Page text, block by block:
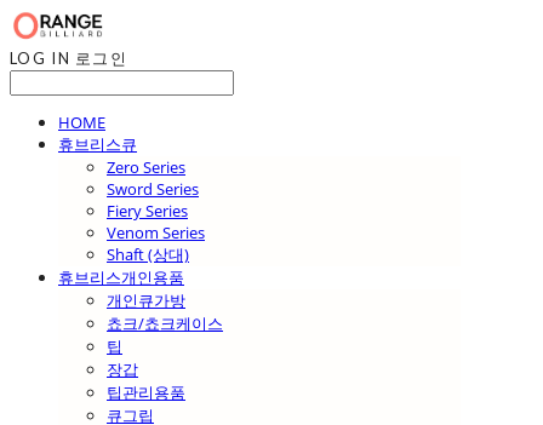
LOG IN 로그인
HOME
휴브리스큐
Zero Series
Sword Series
Fiery Series
Venom Series
Shaft (상대)
휴브리스개인용품
개인큐가방
쵸크/쵸크케이스
팁
장갑
팁관리용품
큐그립